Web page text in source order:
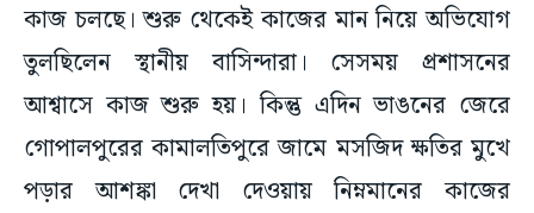
কাজ চলছে। শুরু থেকেই কাজের মান নিয়ে অভিযোগ
তুলছিলেন স্থানীয় বাসিন্দারা। সেসময় প্রশাসনের
আশ্বাসে কাজ শুরু হয়। কিন্তু এদিন ভাঙনের জেরে
গোপালপুরের কামালতিপুরে জামে মসজিদ ক্ষতির মুখে
পড়ার আশঙ্কা দেখা দেওয়ায় নিম্নমানের কাজের